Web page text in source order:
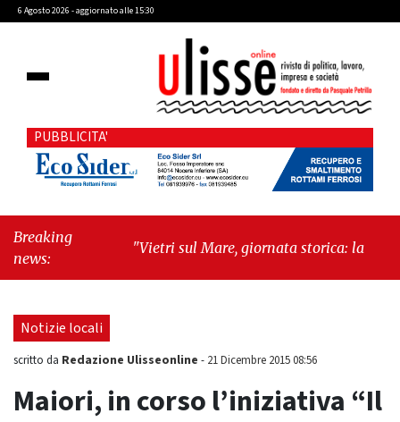
6 Agosto 2026 - aggiornato alle 15:30
PUBBLICITA'
Breaking
news:
"Vietri sul Mare, giornata storica: la ceramica
Notizie locali
scritto da Redazione Ulisseonline - 21 Dicembre 2015 08:56
Maiori, in corso l’iniziativa “Il